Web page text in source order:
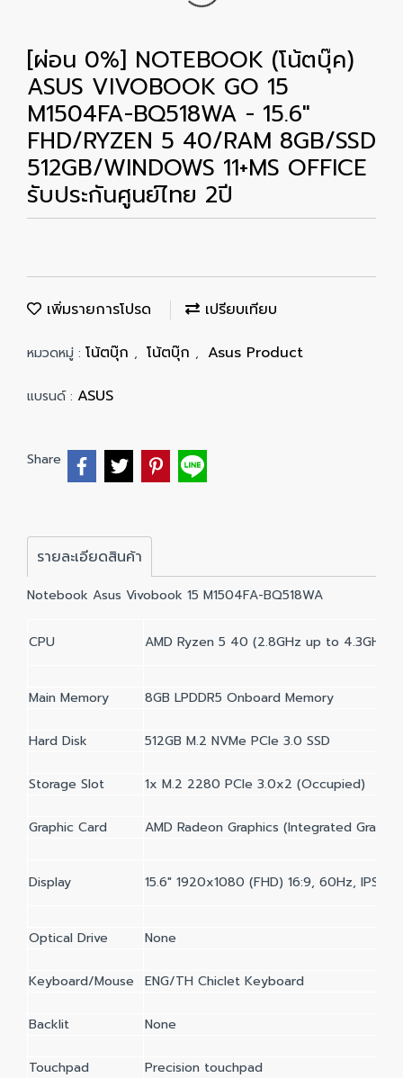
[ผ่อน 0%] NOTEBOOK (โน้ตบุ๊ค)
ASUS VIVOBOOK GO 15
M1504FA-BQ518WA - 15.6"
FHD/RYZEN 5 40/RAM 8GB/SSD
512GB/WINDOWS 11+MS OFFICE
รับประกันศูนย์ไทย 2ปี
เพิ่มรายการโปรด เปรียบเทียบ
หมวดหมู่ : โน้ตบุ๊ก , โน้ตบุ๊ก , Asus Product
แบรนด์ : ASUS
Share
รายละเอียดสินค้า
Notebook Asus Vivobook 15 M1504FA-BQ518WA
CPU AMD Ryzen 5 40 (2.8GHz up to 4.3GHz,
Main Memory 8GB LPDDR5 Onboard Memory
Hard Disk 512GB M.2 NVMe PCIe 3.0 SSD
Storage Slot 1x M.2 2280 PCIe 3.0x2 (Occupied)
Graphic Card AMD Radeon Graphics (Integrated
Display 15.6" 1920x1080 (FHD) 16:9, 60Hz, IPS,
Optical Drive None
Keyboard/Mouse ENG/TH Chiclet Keyboard
Backlit None
Touchpad Precision touchpad